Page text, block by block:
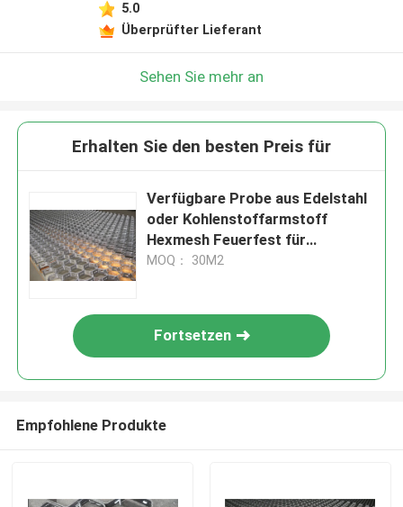
5.0
Überprüfter Lieferant
Sehen Sie mehr an
Erhalten Sie den besten Preis für
Verfügbare Probe aus Edelstahl
oder Kohlenstoffarmstoff
Hexmesh Feuerfest für
Feuerfestes Material
MOQ： 30M2
Fortsetzen
Empfohlene Produkte